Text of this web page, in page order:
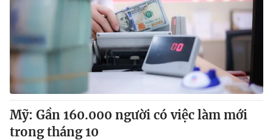
Mỹ: Gần 160.000 người có việc làm mới
trong tháng 10